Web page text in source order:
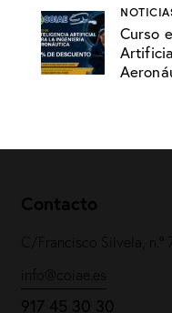
Curso
Contacto
C/Francisco Silvela, n.º
info@coiae.es
917 45 30 30